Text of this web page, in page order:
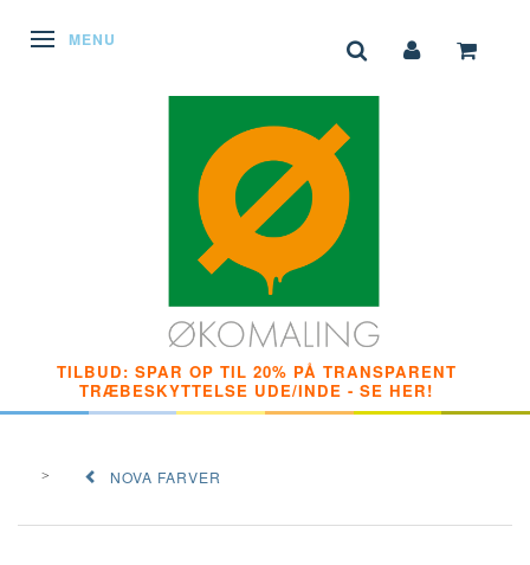
SKIFTE NAVIGATION
MENU
TILBUD: SPAR OP TIL 20% PÅ TRANSPARENT
TRÆBESKYTTELSE UDE/INDE - SE HER!
NOVA FARVER